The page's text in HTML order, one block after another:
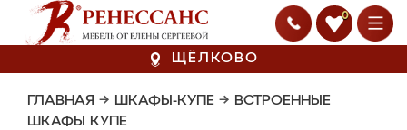
0
ЩЁЛКОВО
ГЛАВНАЯ → ШКАФЫ-КУПЕ → ВСТРОЕННЫЕ
ШКАФЫ КУПЕ